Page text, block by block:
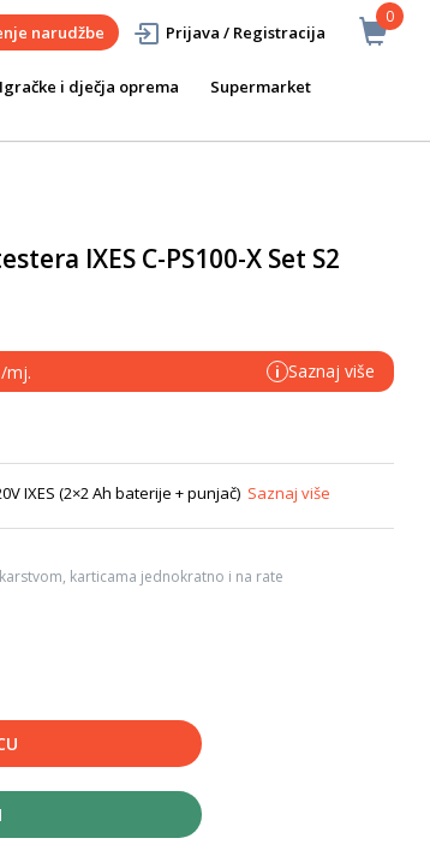
0
narudžbe Prijava / Registracija
Igračke i dječja oprema
Supermarket
IXES C-PS100-X Set S2
mj. i Saznaj više
IXES (2×2 Ah baterije + punjač) Saznaj više
karticama jednokratno i na rate